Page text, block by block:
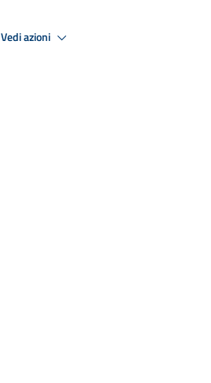
Vedi azioni